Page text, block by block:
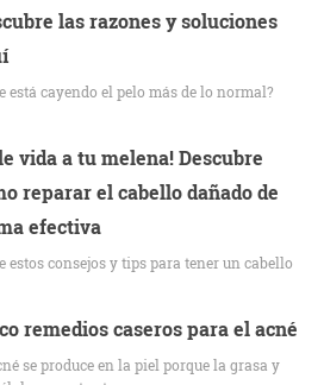
las razones y soluciones
está cayendo el pelo más de lo normal?
vida a tu melena! Descubre
reparar el cabello dañado de
efectiva
estos consejos y tips para tener un cabello
remedios caseros para el acné
se produce en la piel porque la grasa y